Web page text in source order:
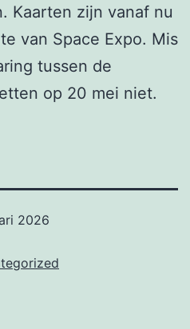
Kaarten zijn vanaf nu
van Space Expo. Mis
tussen de
op 20 mei niet.
2026